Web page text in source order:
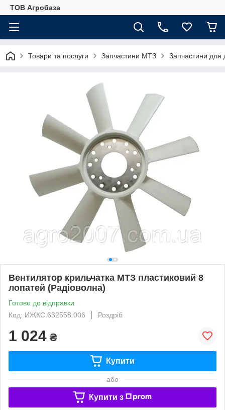
ТОВ Агробаза
Товари та послуги Запчастини МТЗ Запчастини для
Вентилятор крильчатка МТЗ пластиковий 8
лопатей (Радіоволна)
Готово до відправки
Код: ИЖКС.632558.006
Роздріб
1 024 ₴
Купити
або
Купити з